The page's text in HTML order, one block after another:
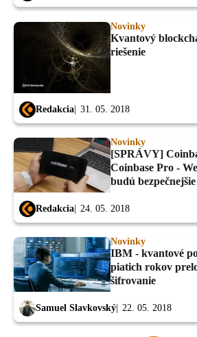
Novinky
Kvantový
riešenie
Redakcia 31. 05. 2018
Novinky
[SPRÁVY]
Coinbase Pro -
budú
Redakcia 24. 05. 2018
Novinky
IBM - kvantové
piatich rokov
šifrovanie
Samuel Slavkovský 22. 05. 2018